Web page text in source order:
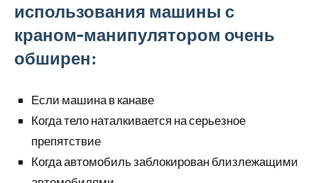
использования машины с
краном-манипулятором очень
обширен:
Если машина в канаве
Когда тело наталкивается на серьезное
препятствие
Когда автомобиль заблокирован близлежащими